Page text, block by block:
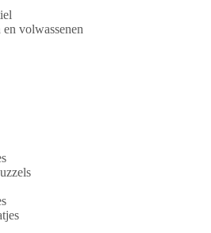
volwassenen